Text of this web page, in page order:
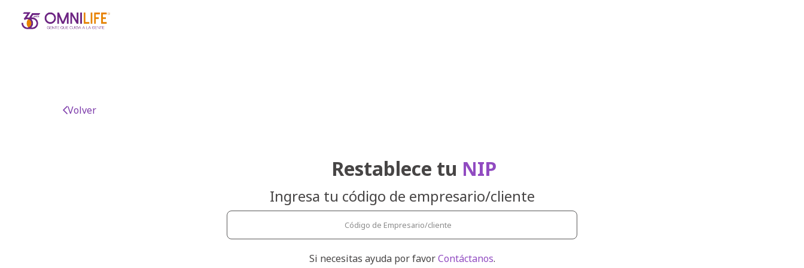
Volver
Restablece tu NIP
Ingresa tu código de empresario/cliente
Si necesitas ayuda por favorContáctanos.